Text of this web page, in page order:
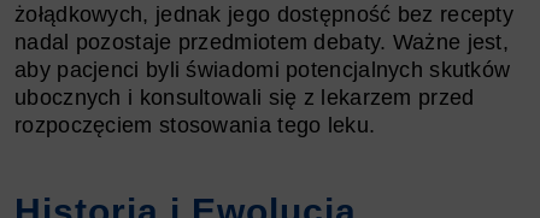
żołądkowych, jednak jego dostępność bez recepty
nadal pozostaje przedmiotem debaty. Ważne jest,
aby pacjenci byli świadomi potencjalnych skutków
ubocznych i konsultowali się z lekarzem przed
rozpoczęciem stosowania tego leku.